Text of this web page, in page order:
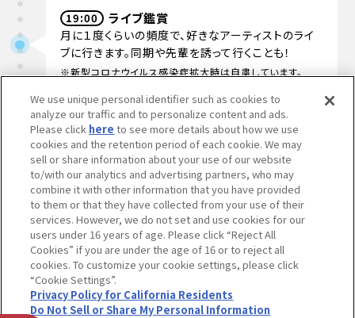
19:00 ライブ鑑賞
月に１度くらいの頻度で、好きなアーティストのライ
ブに行きます。同期や先輩を誘って行くことも！
※新型コロナウイルス感染症拡大時は自粛しています。
あなたにとって
バンダイ・BANDAI SPIRITSとは？
We use unique personal identifier such as cookies to
analyze our traffic and to personalize content and ads.
Please click here to see more details about how we use
cookies and the retention period of each cookie. We may
sell or share information about your use of our website
to/with our analytics and advertising partners, who may
combine it with other information that you have provided
to them or that they have collected from your use of their
services. However, we do not set and use cookies for our
users under 16 years of age. Please click “Reject All
Cookies” if you are under the age of 16 or to reject all
cookies. To customize your cookie settings, please click
“Cookie Settings”.
Privacy Policy for California Residents
Do Not Sell or Share My Personal Information